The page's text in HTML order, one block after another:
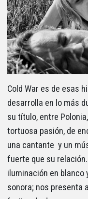
Cold War es de esas
desarrolla en lo más
su título, entre
tortuosa pasión, de
una cantante y un
fuerte que su
iluminación en blanco
sonora; nos presenta